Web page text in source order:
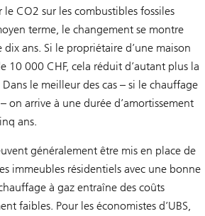
le CO2 sur les combustibles fossiles
terme, le changement se montre
ans. Si le propriétaire d’une maison
10 000 CHF, cela réduit d’autant plus la
le meilleur des cas – si le chauffage
on arrive à une durée d’amortissement
ans.
généralement être mis en place de
immeubles résidentiels avec une bonne
à gaz entraîne des coûts
faibles. Pour les économistes d’UBS,